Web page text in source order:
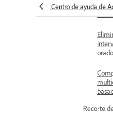
Centro de ayuda de
Recorte